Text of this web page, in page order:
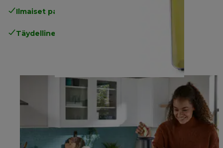
Ilmaiset palautukset
Täydellinen valmistajan takuu